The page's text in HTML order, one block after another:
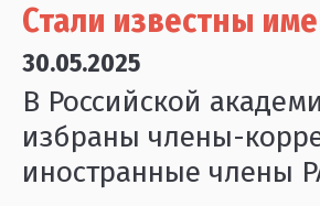
Стали известны
30.05.2025
В Российской
избраны члены-
иностранные члены